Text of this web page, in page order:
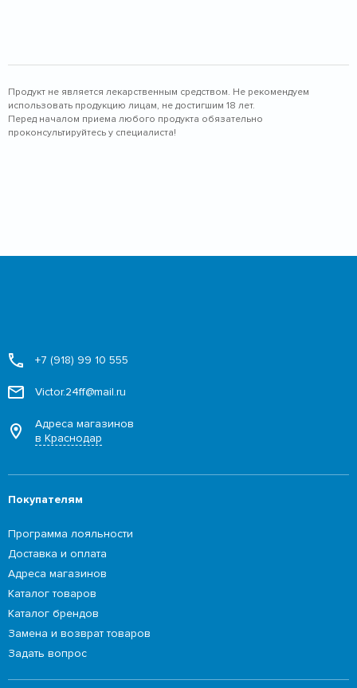
Продукт не является лекарственным средством. Не рекомендуем
использовать продукцию лицам, не достигшим 18 лет.
Перед началом приема любого продукта обязательно
проконсультируйтесь у специалиста!
+7 (918) 99 10 555
Victor.24ff@mail.ru
Адреса магазинов
в Краснодар
Покупателям
Программа лояльности
Доставка и оплата
Адреса магазинов
Каталог товаров
Каталог брендов
Замена и возврат товаров
Задать вопрос